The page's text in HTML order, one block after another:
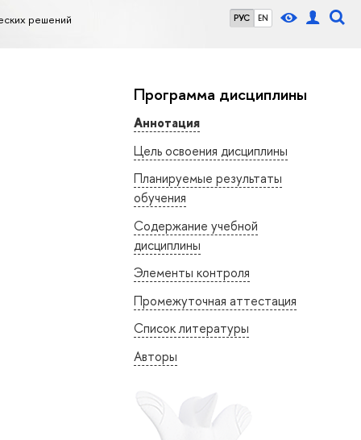
РУС EN
решений
Программа дисциплины
Аннотация
Цель освоения дисциплины
Планируемые результаты
обучения
Содержание учебной
дисциплины
Элементы контроля
Промежуточная аттестация
Список литературы
Авторы